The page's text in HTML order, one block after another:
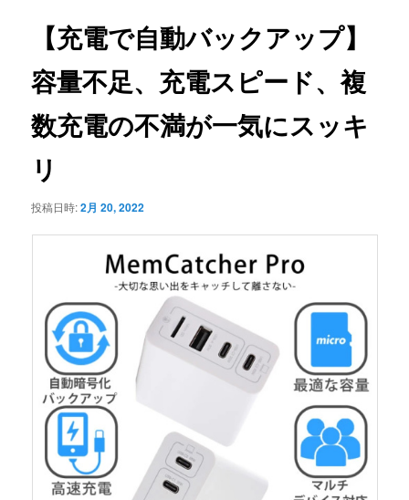
ゲ
シ
ン
【充電で自動バックアップ】
容量不足、充電スピード、複
数充電の不満が一気にスッキ
リ
投稿日時:2月 20, 2022